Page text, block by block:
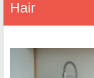
Hair